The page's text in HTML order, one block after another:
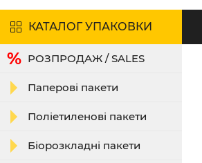
КАТАЛОГ УПАКОВКИ
РОЗПРОДАЖ / SALES
Паперові пакети
Поліетиленові пакети
Біорозкладні пакети